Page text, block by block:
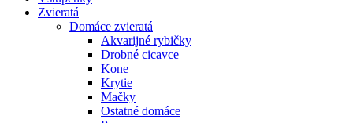
Zvieratá
Domáce zvieratá
Akvarijné rybičky
Drobné cicavce
Kone
Krytie
Mačky
Ostatné domáce